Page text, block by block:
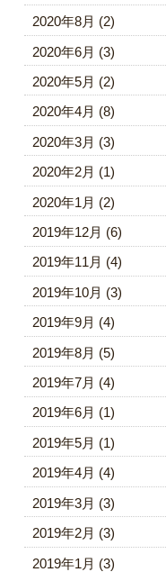
2020年8月 (2)
2020年6月 (3)
2020年5月 (2)
2020年4月 (8)
2020年3月 (3)
2020年2月 (1)
2020年1月 (2)
2019年12月 (6)
2019年11月 (4)
2019年10月 (3)
2019年9月 (4)
2019年8月 (5)
2019年7月 (4)
2019年6月 (1)
2019年5月 (1)
2019年4月 (4)
2019年3月 (3)
2019年2月 (3)
2019年1月 (3)